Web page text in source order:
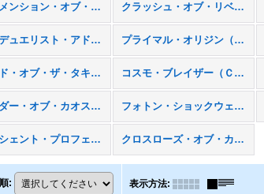
ディメンション・オブ・カオス（ＤＯＣＳ） クラッシュ・オブ・リベリオン（ＣＯＲＥ）
ザ・デュエリスト・アドベント（ＤＵＥＡ） プライマル・オリジン（ＰＲＩＯ）
ロード・オブ・ザ・タキオンギャラクシー（ＬＴＧＹ） コスモ・ブレイザー（ＣＢＬＺ）
オーダー・オブ・カオス（ＯＲＣＳ） フォトン・ショックウェーブ（ＰＨＳＷ）
エンシェント・プロフェシー（ＡＮＰＲ） クロスローズ・オブ・カオス（ＣＳＯＣ）
: 表示方法: